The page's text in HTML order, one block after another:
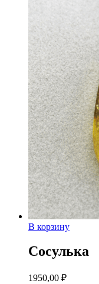
В корзину
Сосулька
1950,00 ₽